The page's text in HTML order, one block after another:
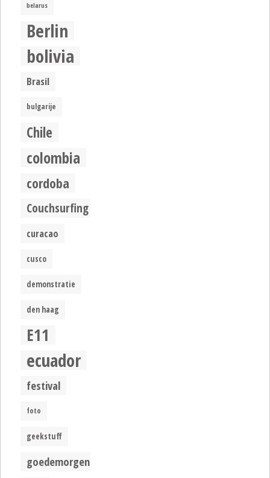
belarus
Berlin
bolivia
Brasil
bulgarije
Chile
colombia
cordoba
Couchsurfing
curacao
cusco
demonstratie
den haag
E11
ecuador
festival
foto
geekstuff
goedemorgen